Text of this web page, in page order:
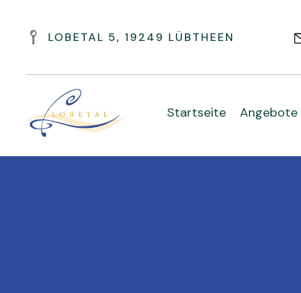
LOBETAL 5, 19249 LÜBTHEEN
Startseite Angebote